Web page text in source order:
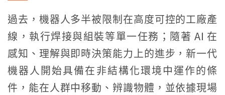
過去，機器人多半被限制在高度可控的工廠產
線，執行焊接與組裝等單一任務；隨著 AI 在
感知、理解與即時決策能力上的進步，新一代
機器人開始具備在非結構化環境中運作的條
件，能在人群中移動、辨識物體，並依據現場